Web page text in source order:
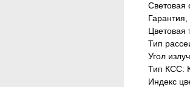
Световая
Цветовая
Тип
Угол
Тип КСС:
Индекс